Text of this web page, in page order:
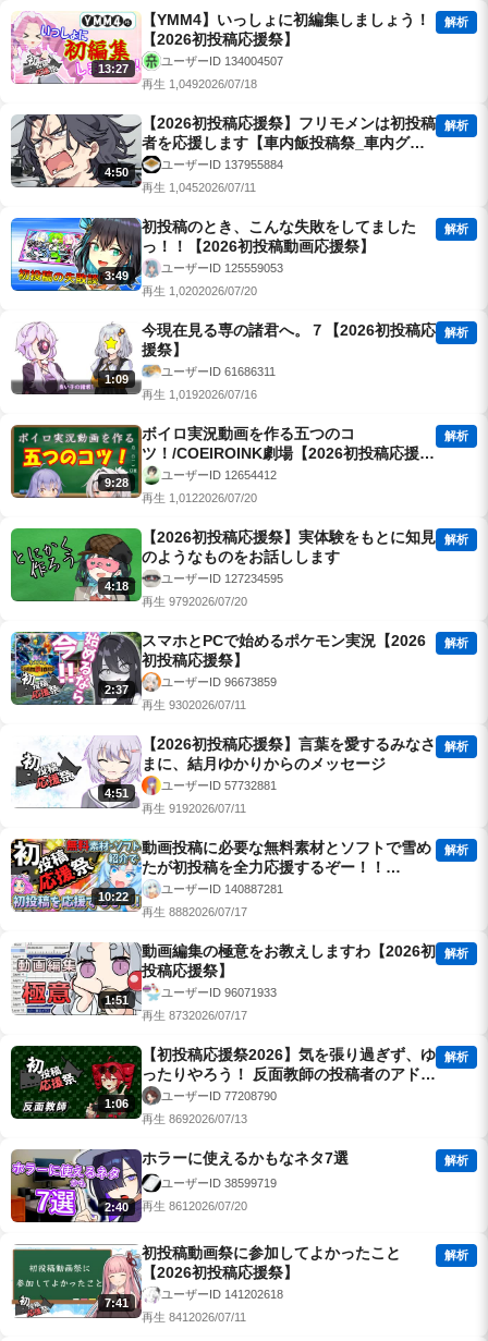
13:27
【YMM4】いっしょに初編集しましょう！
【2026初投稿応援祭】
解析
ユーザーID 134004507
再生 1,0492026/07/18
4:50
【2026初投稿応援祭】フリモメンは初投稿
者を応援します【車内飯投稿祭_車内グル
メ部門】
解析
ユーザーID 137955884
再生 1,0452026/07/11
3:49
初投稿のとき、こんな失敗をしてました
っ！！【2026初投稿動画応援祭】
解析
ユーザーID 125559053
再生 1,0202026/07/20
1:09
今現在見る専の諸君へ。７【2026初投稿応
援祭】
解析
ユーザーID 61686311
再生 1,0192026/07/16
9:28
ボイロ実況動画を作る五つのコ
ツ！/COEIROINK劇場【2026初投稿応援
祭】
解析
ユーザーID 12654412
再生 1,0122026/07/20
4:18
【2026初投稿応援祭】実体験をもとに知見
のようなものをお話しします
解析
ユーザーID 127234595
再生 9792026/07/20
2:37
スマホとPCで始めるポケモン実況【2026
初投稿応援祭】
解析
ユーザーID 96673859
再生 9302026/07/11
4:51
【2026初投稿応援祭】言葉を愛するみなさ
まに、結月ゆかりからのメッセージ
解析
ユーザーID 57732881
再生 9192026/07/11
10:22
動画投稿に必要な無料素材とソフトで雪め
たが初投稿を全力応援するぞー！！
【VOICEVOX解説】【2026初投稿応援
祭】
解析
ユーザーID 140887281
再生 8882026/07/17
1:51
動画編集の極意をお教えしますわ【2026初
投稿応援祭】
解析
ユーザーID 96071933
再生 8732026/07/17
1:06
【初投稿応援祭2026】気を張り過ぎず、ゆ
ったりやろう！ 反面教師の投稿者のアドバ
イスだよ
解析
ユーザーID 77208790
再生 8692026/07/13
2:40
ホラーに使えるかもなネタ7選
解析
ユーザーID 38599719
再生 8612026/07/20
7:41
初投稿動画祭に参加してよかったこと
【2026初投稿応援祭】
解析
ユーザーID 141202618
再生 8412026/07/11